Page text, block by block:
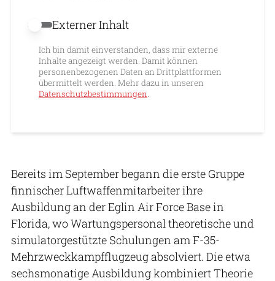
Externer Inhalt erlauben
Externer Inhalt
Ich bin damit einverstanden, dass mir externe
Inhalte angezeigt werden. Damit können
personenbezogenen Daten an Drittplattformen
übermittelt werden. Mehr dazu in unseren
Datenschutzbestimmungen.
Bereits im September begann die erste Gruppe
finnischer Luftwaffenmitarbeiter ihre
Ausbildung an der Eglin Air Force Base in
Florida, wo Wartungspersonal theoretische und
simulatorgestützte Schulungen am F-35-
Mehrzweckkampfflugzeug absolviert. Die etwa
sechsmonatige Ausbildung kombiniert Theorie